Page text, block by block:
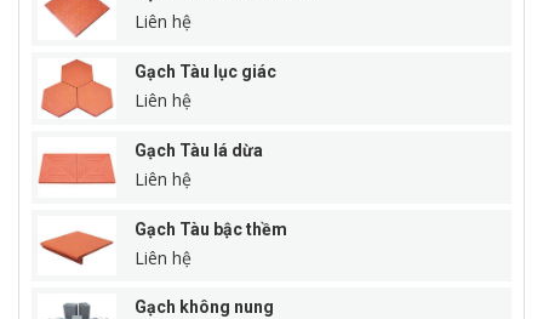
Liên hệ
Gạch Tàu lục giác
Liên hệ
Gạch Tàu lá dừa
Liên hệ
Gạch Tàu bậc thềm
Liên hệ
Gạch không nung